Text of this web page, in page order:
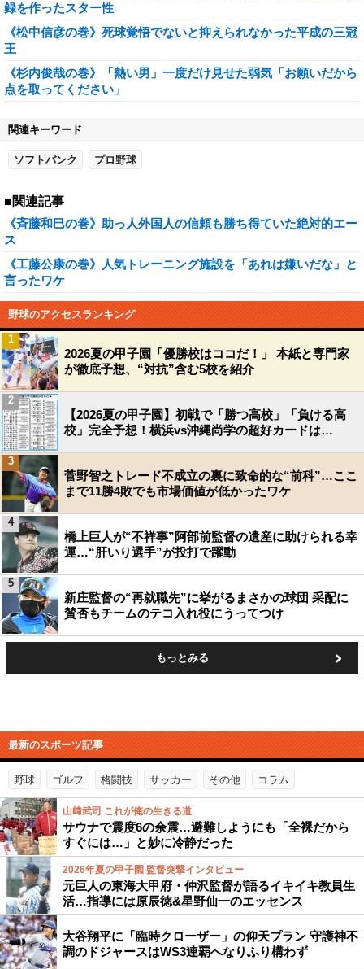
録を作ったスター性
《松中信彦の巻》死球覚悟でないと抑えられなかった平成の三冠
王
《杉内俊哉の巻》「熱い男」一度だけ見せた弱気「お願いだから
点を取ってください」
関連キーワード
ソフトバンク プロ野球
■関連記事
《斉藤和巳の巻》助っ人外国人の信頼も勝ち得ていた絶対的エー
ス
《工藤公康の巻》人気トレーニング施設を「あれは嫌いだな」と
言ったワケ
野球のアクセスランキング
2026夏の甲子園「優勝校はココだ！」 本紙と専門家
が徹底予想、“対抗”含む5校を紹介
1
【2026夏の甲子園】初戦で「勝つ高校」「負ける高
校」完全予想！横浜vs沖縄尚学の超好カードは…
2
菅野智之トレード不成立の裏に致命的な“前科”…ここ
まで11勝4敗でも市場価値が低かったワケ
3
橋上巨人が“不祥事”阿部前監督の遺産に助けられる幸
運…“肝いり選手”が投打で躍動
4
新庄監督の“再就職先”に挙がるまさかの球団 采配に
賛否もチームのテコ入れ役にうってつけ
5
もっとみる
最新のスポーツ記事
野球 ゴルフ 格闘技 サッカー その他 コラム
山﨑武司 これが俺の生きる道
サウナで震度6の余震…避難しようにも「全裸だから
すぐには…」と妙に冷静だった
2026年夏の甲子園 監督突撃インタビュー
元巨人の東海大甲府・仲沢監督が語るイキイキ教員生
活…指導には原辰徳&星野仙一のエッセンス
大谷翔平に「臨時クローザー」の仰天プラン 守護神不
調のドジャースはWS3連覇へなりふり構わず